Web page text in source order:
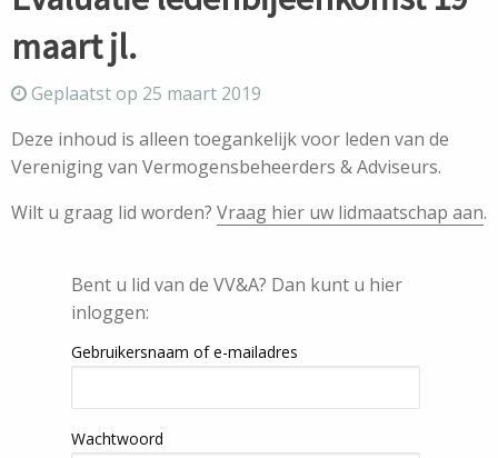
maart jl.
Geplaatst op 25 maart 2019
Deze inhoud is alleen toegankelijk voor leden van de
Vereniging van Vermogensbeheerders & Adviseurs.
Wilt u graag lid worden? Vraag hier uw lidmaatschap aan.
Bent u lid van de VV&A? Dan kunt u hier
inloggen:
Gebruikersnaam of e-mailadres
Wachtwoord